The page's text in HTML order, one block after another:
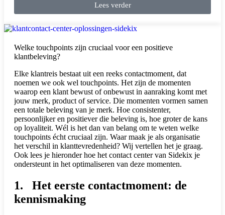
Lees verder
Welke touchpoints zijn cruciaal voor een positieve
klantbeleving?
Elke klantreis bestaat uit een reeks contactmoment, dat
noemen we ook wel touchpoints. Het zijn de momenten
waarop een klant bewust of onbewust in aanraking komt met
jouw merk, product of service. Die momenten vormen samen
een totale beleving van je merk. Hoe consistenter,
persoonlijker en positiever die beleving is, hoe groter de kans
op loyaliteit. Wél is het dan van belang om te weten welke
touchpoints écht cruciaal zijn. Waar maak je als organisatie
het verschil in klanttevredenheid? Wij vertellen het je graag.
Ook lees je hieronder hoe het contact center van Sidekix je
ondersteunt in het optimaliseren van deze momenten.
1. Het eerste contactmoment: de
kennismaking